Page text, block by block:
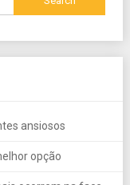
ansiosos
opção